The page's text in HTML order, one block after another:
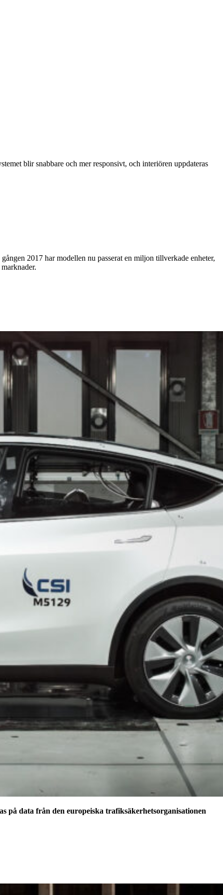
blir snabbare och mer responsivt, och interiören uppdateras
2017 har modellen nu passerat en miljon tillverkade enheter,
på data från den europeiska trafiksäkerhetsorganisationen